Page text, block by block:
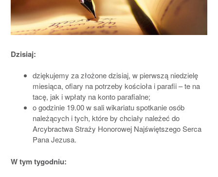
Dzisiaj:
dziękujemy za złożone dzisiaj, w pierwszą niedzielę
miesiąca, ofiary na potrzeby kościoła i parafii – te na
tacę, jak i wpłaty na konto parafialne;
o godzinie 19.00 w sali wikariatu spotkanie osób
należących i tych, które by chciały należeć do
Arcybractwa Straży Honorowej Najświętszego Serca
Pana Jezusa.
W tym tygodniu: